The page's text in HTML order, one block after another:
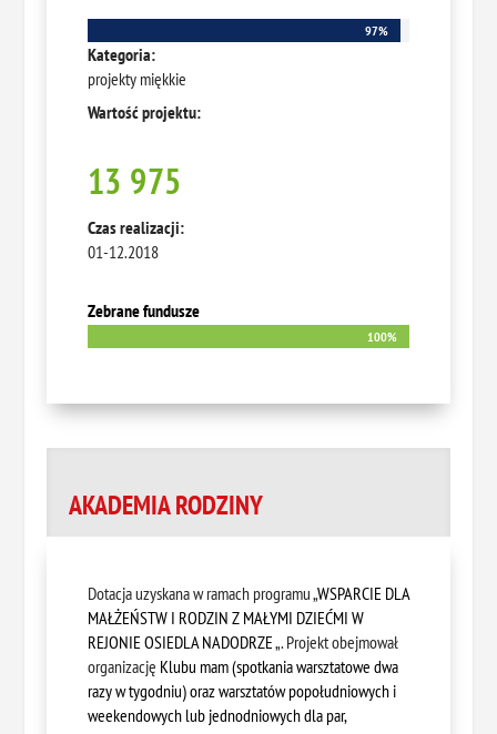
97%
97%
Kategoria:
projekty miękkie
Wartość projektu:
13 975
Czas realizacji:
01-12.2018
Zebrane fundusze
100%
100%
AKADEMIA RODZINY
Dotacja uzyskana w ramach programu „WSPARCIE DLA
MAŁŻEŃSTW I RODZIN Z MAŁYMI DZIEĆMI W
REJONIE OSIEDLA NADODRZE„. Projekt obejmował
organizację Klubu mam (spotkania warsztatowe dwa
razy w tygodniu) oraz warsztatów popołudniowych i
weekendowych lub jednodniowych dla par,